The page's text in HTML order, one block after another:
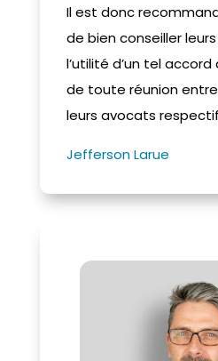
Il est donc
de bien conseiller
l’utilité d’un tel
de toute réunion
leurs avocats
Jefferson Larue